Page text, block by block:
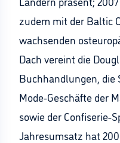
zudem mit der Baltic
wachsenden
Dach vereint die
Buchhandlungen, die
Mode-Geschäfte der
sowie der Confiserie-
Jahresumsatz hat